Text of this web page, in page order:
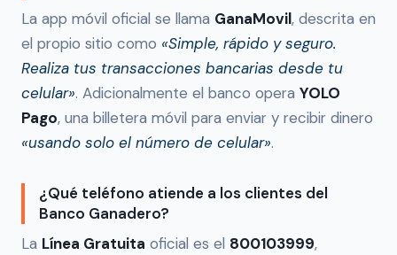
La app móvil oficial se llama GanaMovil, descrita en
el propio sitio como «Simple, rápido y seguro.
Realiza tus transacciones bancarias desde tu
celular». Adicionalmente el banco opera YOLO
Pago, una billetera móvil para enviar y recibir dinero
«usando solo el número de celular».
¿Qué teléfono atiende a los clientes del
Banco Ganadero?
La Línea Gratuita oficial es el 800103999,